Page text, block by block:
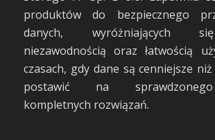
produktów do bezpiecznego
danych, wyróżniających
niezawodnością oraz łatwością
czasach, gdy dane są cenniejsze
postawić na
kompletnych rozwiązań.